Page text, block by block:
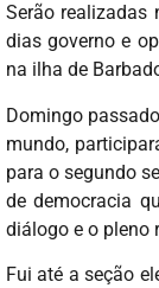
Serão realizadas
dias governo e
na ilha de
Domingo
mundo,
para o segundo
de democracia
diálogo e o pleno
Fui até a seção